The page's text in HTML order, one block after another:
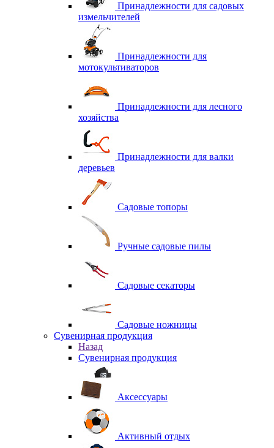
Принадлежности для садовых
измельчителей
Принадлежности для
мотокультиваторов
Принадлежности для лесного
хозяйства
Принадлежности для валки
деревьев
Садовые топоры
Ручные садовые пилы
Садовые секаторы
Садовые ножницы
Сувенирная продукция
Назад
Сувенирная продукция
Аксессуары
Активный отдых